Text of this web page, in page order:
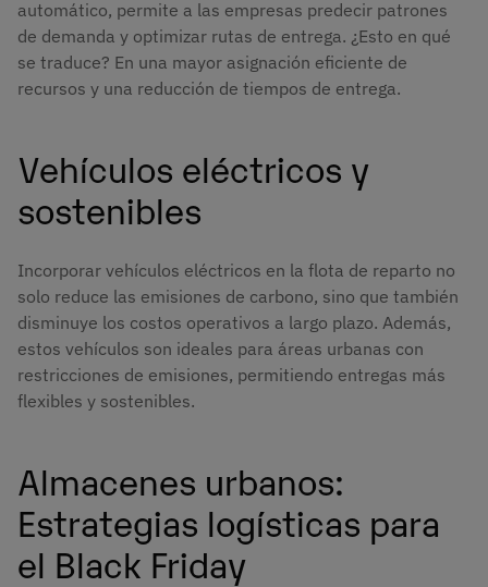
automático, permite a las empresas predecir patrones
de demanda y optimizar rutas de entrega. ¿Esto en qué
se traduce? En una mayor asignación eficiente de
recursos y una reducción de tiempos de entrega.
Vehículos eléctricos y
sostenibles
Incorporar vehículos eléctricos en la flota de reparto no
solo reduce las emisiones de carbono, sino que también
disminuye los costos operativos a largo plazo. Además,
estos vehículos son ideales para áreas urbanas con
restricciones de emisiones, permitiendo entregas más
flexibles y sostenibles.
Almacenes urbanos:
Estrategias logísticas para
el Black Friday